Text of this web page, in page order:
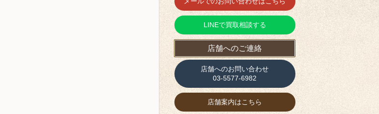
LINEで買取相談する
店舗へのご連絡
店舗へのお問い合わせ
03-5577-6982
店舗案内はこちら